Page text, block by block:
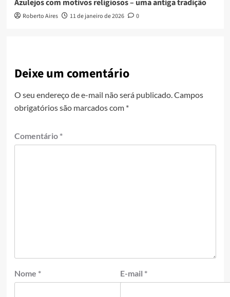
Azulejos com motivos religiosos – uma antiga tradição
Roberto Aires 11 de janeiro de 2026 0
Deixe um comentário
O seu endereço de e-mail não será publicado.Campos
obrigatórios são marcados com *
Comentário *
Nome * E-mail *